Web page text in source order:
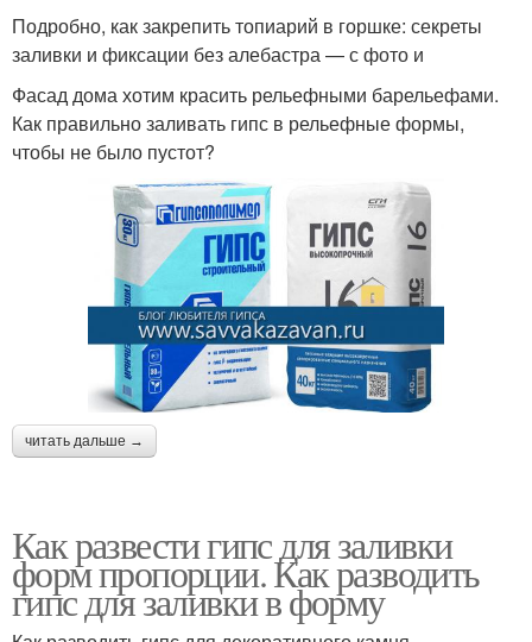
Подробно, как закрепить топиарий в горшке: секреты
заливки и фиксации без алебастра — с фото и
Фасад дома хотим красить рельефными барельефами.
Как правильно заливать гипс в рельефные формы,
чтобы не было пустот?
читать дальше →
Как развести гипс для заливки
форм пропорции. Как разводить
гипс для заливки в форму